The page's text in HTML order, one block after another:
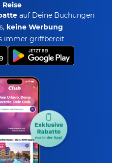
Reise
auf Deine Buchungen
keine Werbung
immer griffbereit